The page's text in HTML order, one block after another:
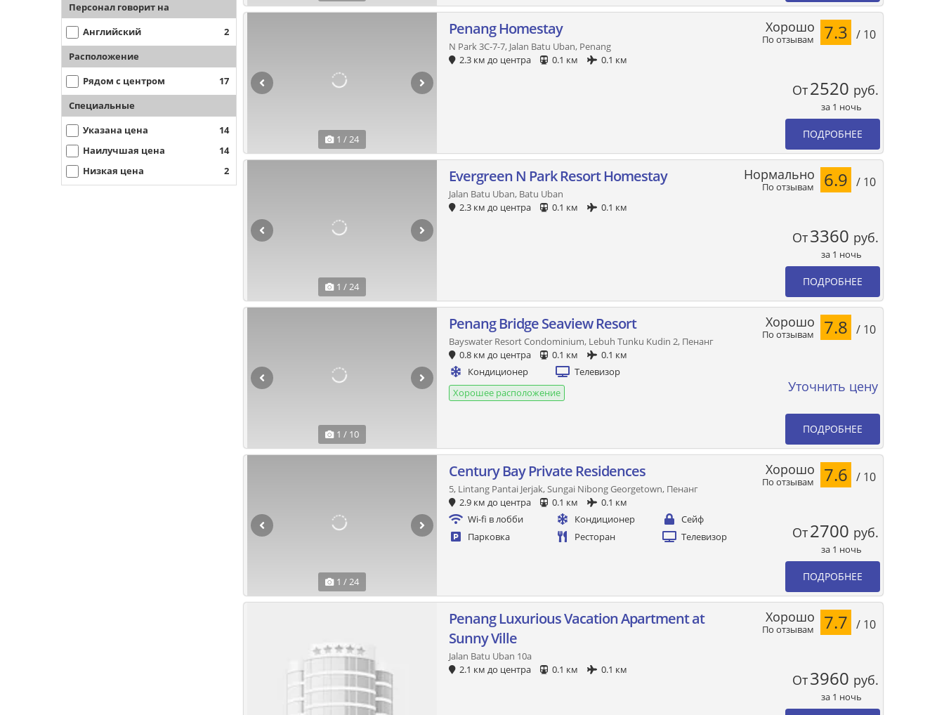
Персонал говорит на
Английский 2
Расположение
Рядом с центром 17
Специальные
Указана цена
14
Наилучшая цена
14
Низкая цена
2
1 / 24
Penang Homestay
N Park 3C-7-7, Jalan Batu Uban, Penang
2.3 км до центра
0.1 км 0.1 км
По отзывам
Хорошо 7.3 / 10
От2520 руб.
за 1 ночь
ПОДРОБНЕЕ
1 / 24
Evergreen N Park Resort Homestay
Jalan Batu Uban, Batu Uban
2.3 км до центра
0.1 км 0.1 км
По отзывам
Нормально 6.9 / 10
От3360 руб.
за 1 ночь
ПОДРОБНЕЕ
1 / 10
Penang Bridge Seaview Resort
Bayswater Resort Condominium, Lebuh Tunku Kudin 2, Пенанг
0.8 км до центра
0.1 км
0.1 км
Кондиционер
Телевизор
Хорошее расположение
По отзывам
Хорошо 7.8 / 10
Уточнить цену
ПОДРОБНЕЕ
1 / 24
Century Bay Private Residences
5, Lintang Pantai Jerjak, Sungai Nibong Georgetown, Пенанг
2.9 км до центра
0.1 км
0.1 км
Wi-fi в лобби
Кондиционер
Сейф
Парковка
Ресторан Телевизор
По отзывам
Хорошо 7.6 / 10
От2700 руб.
за 1 ночь
ПОДРОБНЕЕ
Penang Luxurious Vacation Apartment at
Sunny Ville
Jalan Batu Uban 10a
2.1 км до центра
0.1 км 0.1 км
По отзывам
Хорошо 7.7 / 10
От3960 руб.
за 1 ночь